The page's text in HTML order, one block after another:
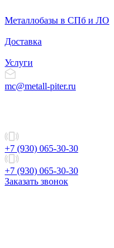
Металлобазы в СПб и ЛО
Доставка
Услуги
mc@metall-piter.ru
+7 (930) 065-30-30
+7 (930) 065-30-30
Заказать звонок